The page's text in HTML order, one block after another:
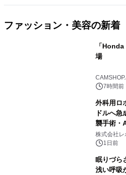
ファッション・美容の新着
「
場
7時間前
外科用ロ
ドルへ
襲手術・
牽引
株式会社レ
1日前
眠りづら
浅い呼吸